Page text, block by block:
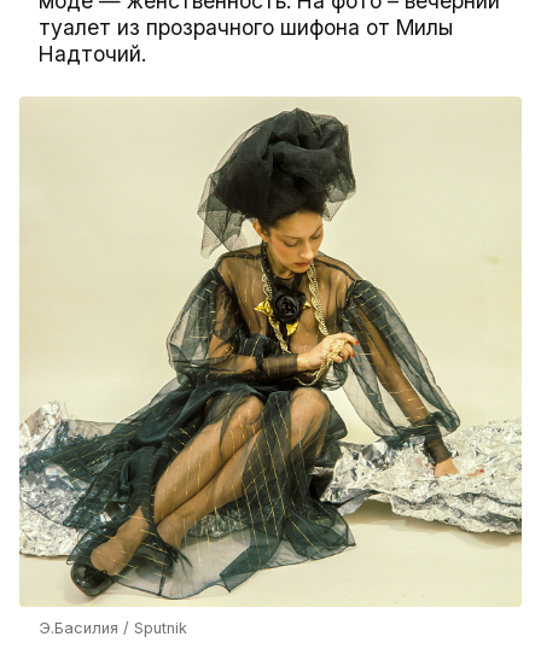
туалет из прозрачного шифона от Милы
Надточий.
Э.Басилия / Sputnik